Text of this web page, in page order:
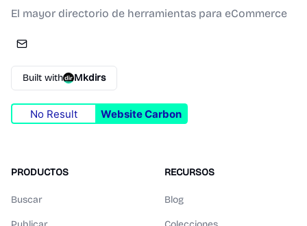
El mayor directorio de herramientas para eCommerce
Built with Mkdirs
No Result Website Carbon
PRODUCTOS
Buscar
RECURSOS
Blog